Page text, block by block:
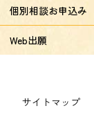
個別相談お申込み
Web出願
サイトマップ